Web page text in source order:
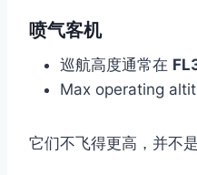
喷气客机
巡航高度通常在
Max operating
它们不飞得更高，并不